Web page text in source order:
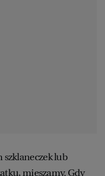
lub
mieszamy. Gdy